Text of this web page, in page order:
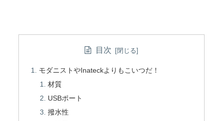
目次
モダニストやInateckよりもこいつだ！
材質
USBポート
撥水性